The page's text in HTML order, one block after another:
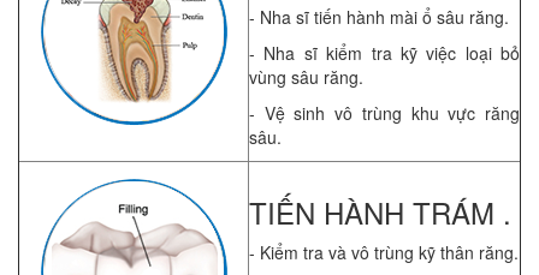
- Nha sĩ tiến hành mài ổ sâu răng.
- Nha sĩ kiểm tra kỹ việc loại bỏ
vùng sâu răng.
- Vệ sinh vô trùng khu vực răng
sâu.
TIẾN HÀNH TRÁM .
- Kiểm tra và vô trùng kỹ thân răng.